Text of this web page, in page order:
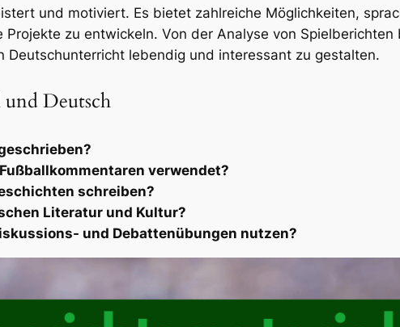
und motiviert. Es bietet zahlreiche Möglichkeiten,
zu entwickeln. Von der Analyse von Spielberichten
Deutschunterricht lebendig und interessant zu gestalten.
und Deutsch
verwendet?
schreiben?
Literatur und Kultur?
und Debattenübungen nutzen?